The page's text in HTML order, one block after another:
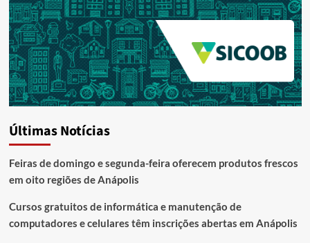
Últimas Notícias
Feiras de domingo e segunda-feira oferecem produtos frescos
em oito regiões de Anápolis
Cursos gratuitos de informática e manutenção de
computadores e celulares têm inscrições abertas em Anápolis